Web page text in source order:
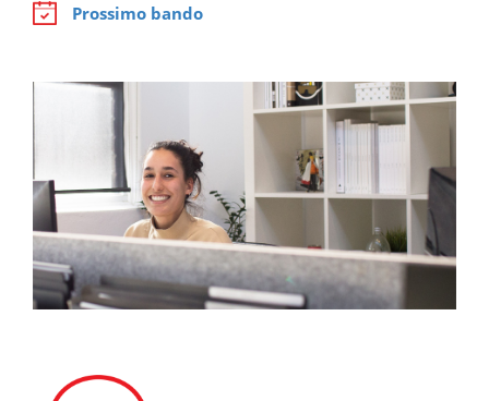
Prossimo bando